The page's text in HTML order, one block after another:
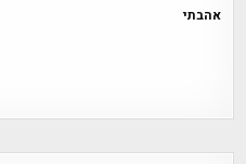
אהבתי